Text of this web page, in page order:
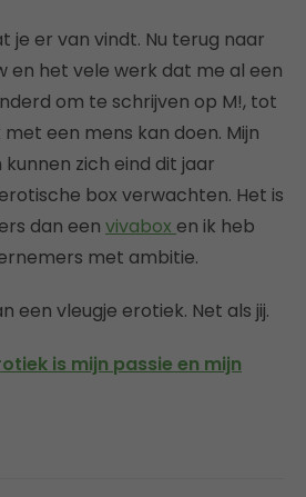
je er van vindt. Nu terug naar
en het vele werk dat me al een
om te schrijven op M!, tot
een mens kan doen. Mijn
zich eind dit jaar
box verwachten. Het is
dan een vivabox en ik heb
met ambitie.
een vleugje erotiek. Net als jij.
is mijn passie en mijn